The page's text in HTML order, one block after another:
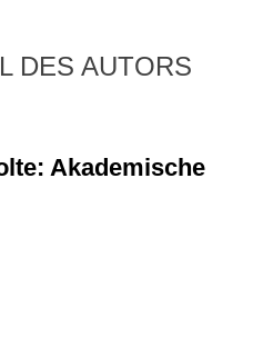
DES AUTORS
Akademische